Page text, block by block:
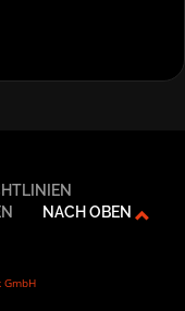
NACH OBEN
GmbH